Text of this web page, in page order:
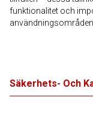
funktionalitet och
användningsområden.
Säkerhets- Och